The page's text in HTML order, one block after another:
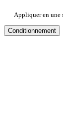
Appliquer en une
Conditionnement